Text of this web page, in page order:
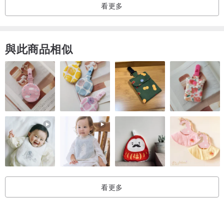
看更多
與此商品相似
看更多